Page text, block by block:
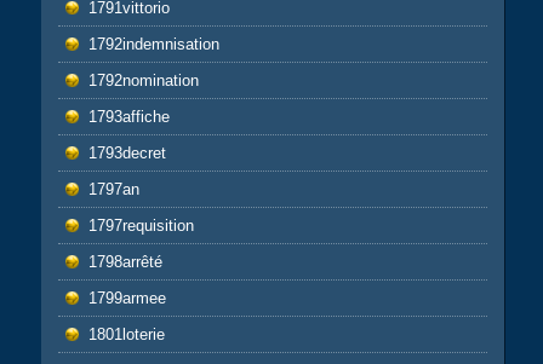
1791vittorio
1792indemnisation
1792nomination
1793affiche
1793decret
1797an
1797requisition
1798arrêté
1799armee
1801loterie